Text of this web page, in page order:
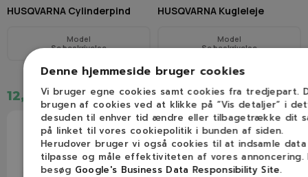
HUSQVARNA Cylinderpind
Model
Se beskrivelse
12,00 kr.
HUSQVARNA Kugleleje
Model
Se beskrivelse
73,00 kr.
Denne hjemmeside bruger cookies
Vi bruger egne cookies samt cookies fra tredjepart.
brugen af cookies ved at klikke på ”Vis detaljer” i
desuden til enhver tid ændre eller tilbagetrække dit
på linket til vores cookiepolitik i bunden af siden.
Herudover bruger vi også cookies til at indsamle
tilpasse og måle effektiviteten af vores annoncering.
besøg Google's Business Data Responsibility Site.